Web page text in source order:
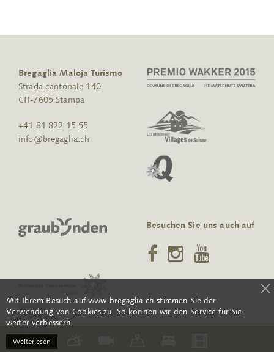
Bregaglia Maloja Turismo
Strada cantonale 140
CH-7605 Stampa
+41 81 822 15 55
info@bregaglia.ch
Besuchen Sie uns auch auf
Mit Ihrem Besuch auf www.bregaglia.ch stimmen Sie der
Verwendung von Cookies zu. So können wir den Service für Sie
weiter verbessern.
Weiterlesen